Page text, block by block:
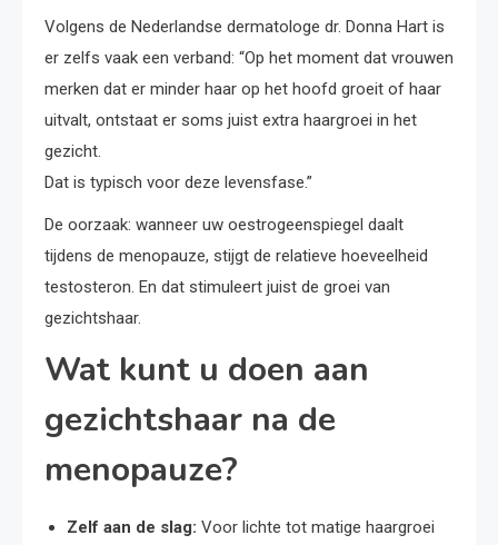
Volgens de Nederlandse dermatologe dr. Donna Hart is
er zelfs vaak een verband: “Op het moment dat vrouwen
merken dat er minder haar op het hoofd groeit of haar
uitvalt, ontstaat er soms juist extra haargroei in het
gezicht.
Dat is typisch voor deze levensfase.”
De oorzaak: wanneer uw oestrogeenspiegel daalt
tijdens de menopauze, stijgt de relatieve hoeveelheid
testosteron. En dat stimuleert juist de groei van
gezichtshaar.
Wat kunt u doen aan
gezichtshaar na de
menopauze?
Zelf aan de slag: Voor lichte tot matige haargroei